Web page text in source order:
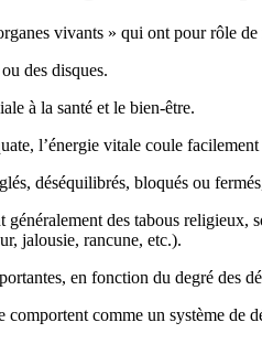
vivants » qui ont pour rôle
des disques.
à la santé et le bien-être.
l’énergie vitale coule
déséquilibrés, bloqués ou
des tabous religieux,
jalousie, rancune, etc.).
en fonction du degré des
comportent comme un système de